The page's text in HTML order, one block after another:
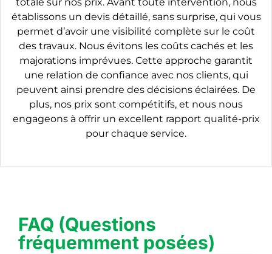
établissons un devis détaillé, sans surprise, qui vous
permet d’avoir une visibilité complète sur le coût
des travaux. Nous évitons les coûts cachés et les
majorations imprévues. Cette approche garantit
une relation de confiance avec nos clients, qui
peuvent ainsi prendre des décisions éclairées. De
plus, nos prix sont compétitifs, et nous nous
engageons à offrir un excellent rapport qualité-prix
pour chaque service.
FAQ (Questions
fréquemment posées)